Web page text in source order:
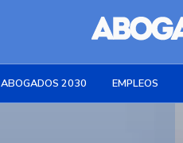
ABOGADOS 2030 EMPLEOS